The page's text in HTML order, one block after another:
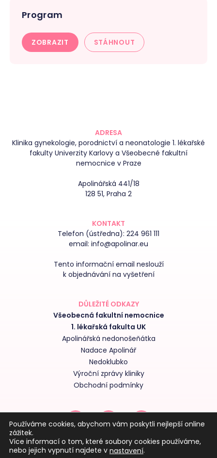
Program
ZOBRAZIT STÁHNOUT
ADRESA
Klinika gynekologie, porodnictví a neonatologie 1. lékařské
fakulty Univerzity Karlovy a Všeobecné fakultní
nemocnice v Praze
Apolinářská 441/18
128 51, Praha 2
KONTAKT
Telefon (ústředna): 224 961 111
email: info@apolinar.eu
Tento informační email neslouží
k objednávání na vyšetření
DŮLEŽITÉ ODKAZY
Všeobecná fakultní nemocnice
1. lékařská fakulta UK
Apolinářská nedonošeňátka
Nadace Apolinář
Nedoklubko
Výroční zprávy kliniky
Obchodní podmínky
Používáme cookies, abychom vám poskytli nejlepší online
zážitek.
Více informací o tom, které soubory cookies používáme,
nebo jejich vypnutí najdete v nastavení.